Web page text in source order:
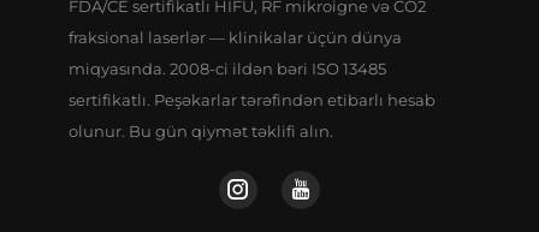
FDA/CE sertifikatlı HIFU, RF mikroigne və CO2
fraksional laserlər — klinikalar üçün dünya
miqyasında. 2008-ci ildən bəri ISO 13485
sertifikatlı. Peşəkarlar tərəfindən etibarlı hesab
olunur. Bu gün qiymət təklifi alın.